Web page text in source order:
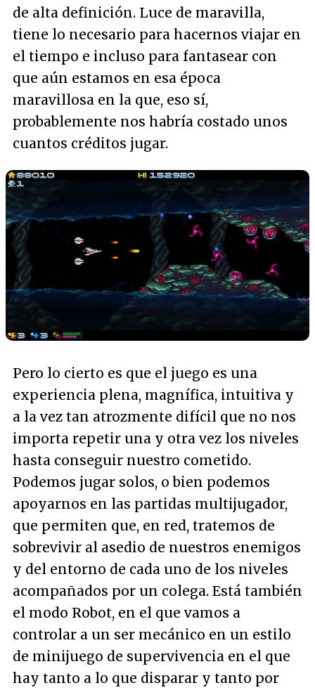
de alta definición. Luce de maravilla,
tiene lo necesario para hacernos viajar en
el tiempo e incluso para fantasear con
que aún estamos en esa época
maravillosa en la que, eso sí,
probablemente nos habría costado unos
cuantos créditos jugar.
Pero lo cierto es que el juego es una
experiencia plena, magnífica, intuitiva y
a la vez tan atrozmente difícil que no nos
importa repetir una y otra vez los niveles
hasta conseguir nuestro cometido.
Podemos jugar solos, o bien podemos
apoyarnos en las partidas multijugador,
que permiten que, en red, tratemos de
sobrevivir al asedio de nuestros enemigos
y del entorno de cada uno de los niveles
acompañados por un colega. Está también
el modo Robot, en el que vamos a
controlar a un ser mecánico en un estilo
de minijuego de supervivencia en el que
hay tanto a lo que disparar y tanto por